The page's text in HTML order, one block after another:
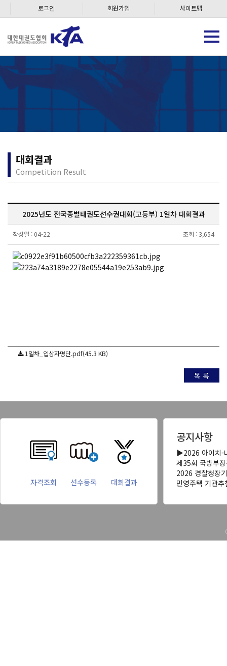
로그인 회원가입 사이트맵
대회결과
Competition Result
2025년도 전국종별태권도선수권대회(고등부) 1일차 대회결과
작성일 : 04-22 조회 : 3,654
1일차_입상자명단.pdf(45.3 KB)
목 록
자격조회 선수등록 대회결과
공지사항
▶2026 아이치-
제35회 국방부
2026 경찰청장
민영주택 기관